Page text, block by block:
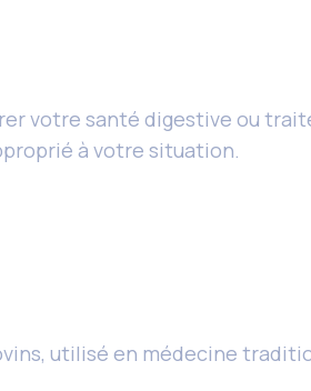
votre santé digestive ou
à votre situation.
utilisé en médecine